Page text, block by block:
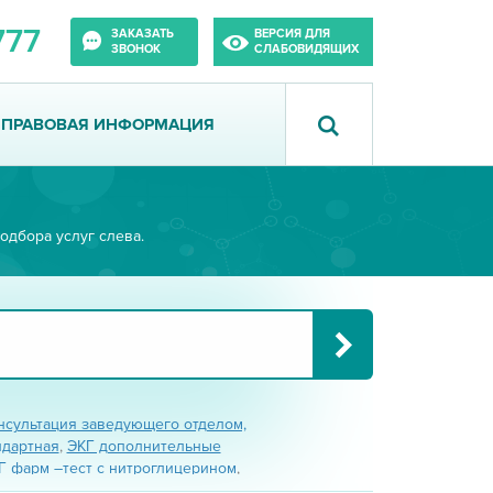
ЗАКАЗАТЬ
ЗВОНОК
ВЕРСИЯ ДЛЯ
СЛАБОВИДЯЩИХ
ПРАВОВАЯ ИНФОРМАЦИЯ
услуг слева.
заведующего отделом,
, ЭКГ дополнительные
фарм –тест с нитроглицерином,